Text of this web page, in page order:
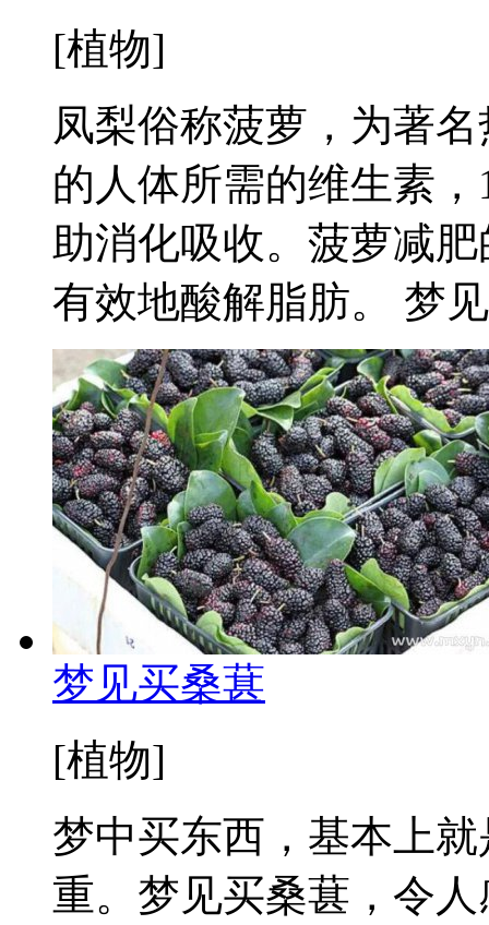
[植物]
凤梨俗称菠萝，为著
的人体所需的维生素
助消化吸收。菠萝减
有效地酸解脂肪。 梦
梦见买桑葚
[植物]
梦中买东西，基本上
重。梦见买桑葚，令